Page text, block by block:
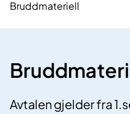
Bruddmateriell
Avtalen gjelder fra